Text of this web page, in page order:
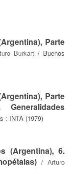
Parte
Burkart / Buenos
Parte
Generalidades
: INTA (1979)
(Argentina), 6.
/ Arturo